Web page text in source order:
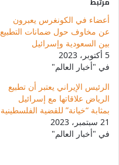
أعضاء في الكونغرس يعبرون
عن مخاوف حول ضمانات التطبيع
بين السعودية وإسرائيل
5 أكتوبر، 2023
في "أخبار العالم"
الرئيس الإيراني يعتبر أن تطبيع
الرياض علاقاتها مع إسرائيل
بمثابة “خيانة” للقضية الفلسطينية
21 سبتمبر، 2023
في "أخبار العالم"